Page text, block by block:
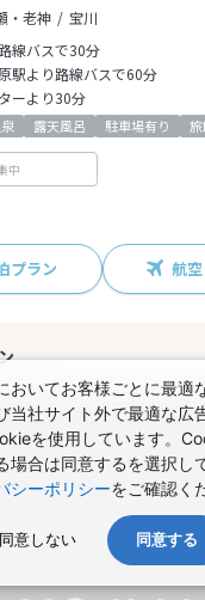
・老神
宝川
線バスで30分
駅より路線バスで60分
ーより30分
露天風呂 駐車場有り
中
プラン 航
おいてお客様ごとに最適
当社サイト外で最適な広
を使用しています。
場合は同意するを選択し
シーポリシーをご確認く
同意しない 同意する